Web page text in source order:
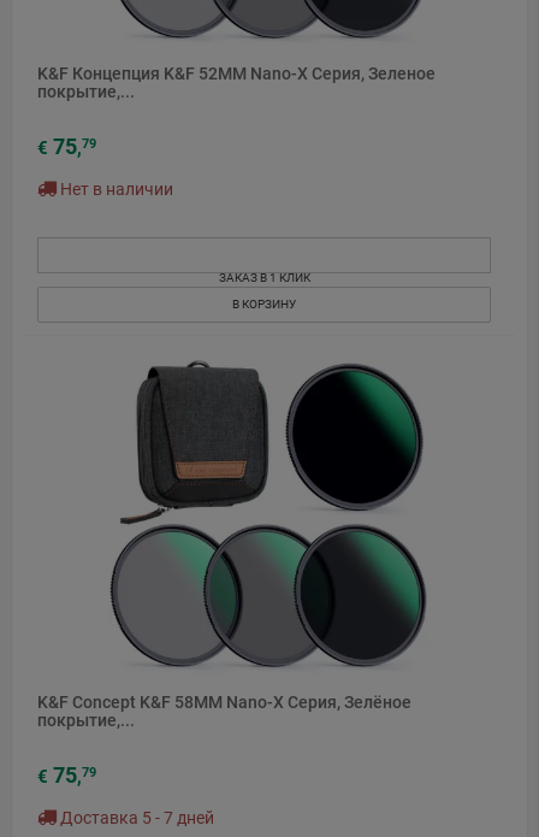
K&F Концепция K&F 52MM Nano-X Серия, Зеленое
покрытие,...
€ 75,79
Нет в наличии
ЗАКАЗ В 1 КЛИК
В КОРЗИНУ
K&F Concept K&F 58MM Nano-X Серия, Зелёное
покрытие,...
€ 75,79
Доставка 5 - 7 дней